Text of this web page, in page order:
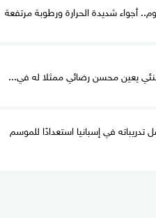
أجواء شديدة الحرارة ورطوبة مرتفعة
يعين محسن رضائي ممثلا له في...
تدريباته في إسبانيا استعدادًا للموسم